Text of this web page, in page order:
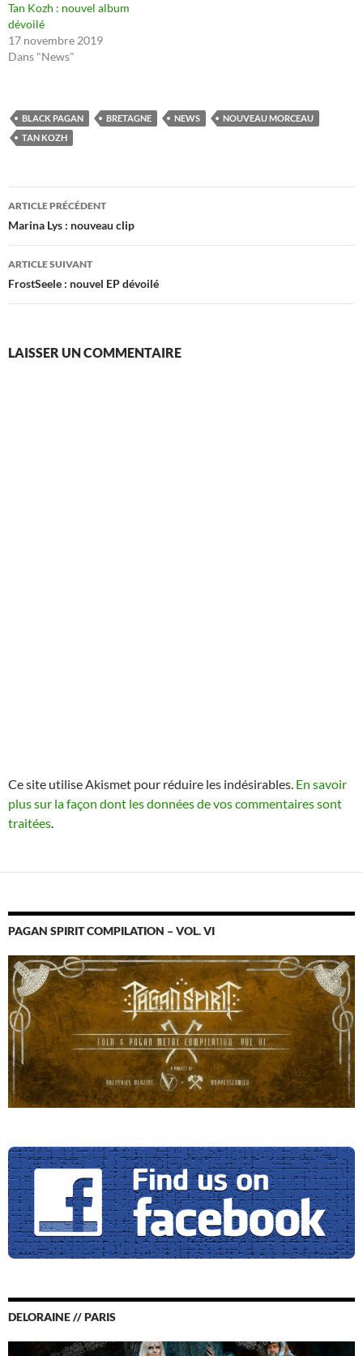
Tan Kozh : nouvel album
dévoilé
17 novembre 2019
Dans "News"
BLACK PAGAN BRETAGNE NEWS
NOUVEAU MORCEAU
TAN KOZH
Navigation
des
articles
ARTICLE PRÉCÉDENT
Marina Lys : nouveau clip
ARTICLE SUIVANT
FrostSeele : nouvel EP dévoilé
LAISSER UN COMMENTAIRE
Ce site utilise Akismet pour réduire les indésirables. En savoir
plus sur la façon dont les données de vos commentaires sont
traitées.
PAGAN SPIRIT COMPILATION – VOL. VI
DELORAINE // PARIS